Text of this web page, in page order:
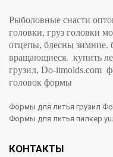
Рыболовные снасти
головки, груз головки
отцепы, блесны зимние.
вращающиеся. купить
грузил, Do-itmolds.com
головок формы
Формы для литья грузил
Формы для литья пилкер
КОНТАКТЫ